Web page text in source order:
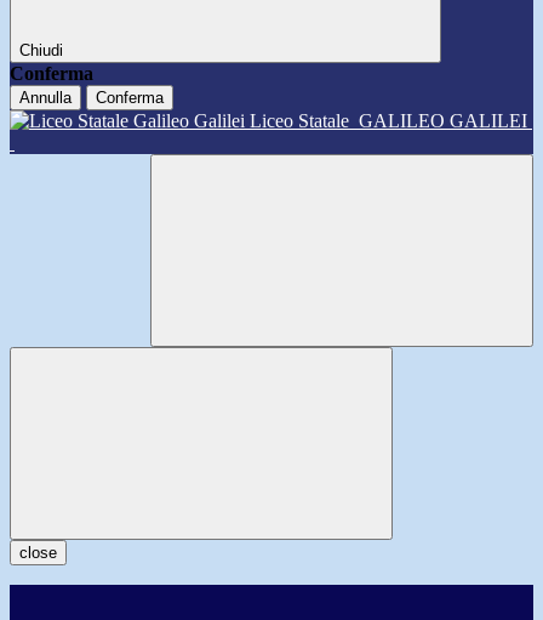
Chiudi
Conferma
Annulla Conferma
Liceo Statale GALILEO GALILEI
close